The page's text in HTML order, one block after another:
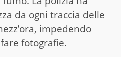
da ogni traccia delle
impedendo
fotografie.